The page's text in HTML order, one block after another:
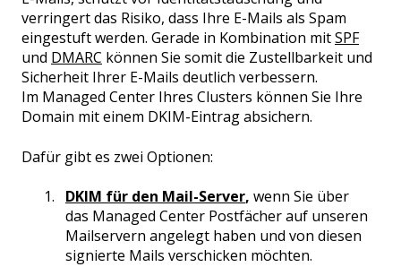
verringert das Risiko, dass Ihre E-Mails als Spam
eingestuft werden. Gerade in Kombination mitSPF
und DMARC können Sie somit die Zustellbarkeit und
Sicherheit Ihrer E-Mails deutlich verbessern.
Im Managed Center Ihres Clusters können Sie Ihre
Domain mit einem DKIM-Eintrag absichern.
Dafür gibt es zwei Optionen:
DKIM für den Mail-Server, wenn Sie über
das Managed Center Postfächer auf unseren
Mailservern angelegt haben und von diesen
signierte Mails verschicken möchten.